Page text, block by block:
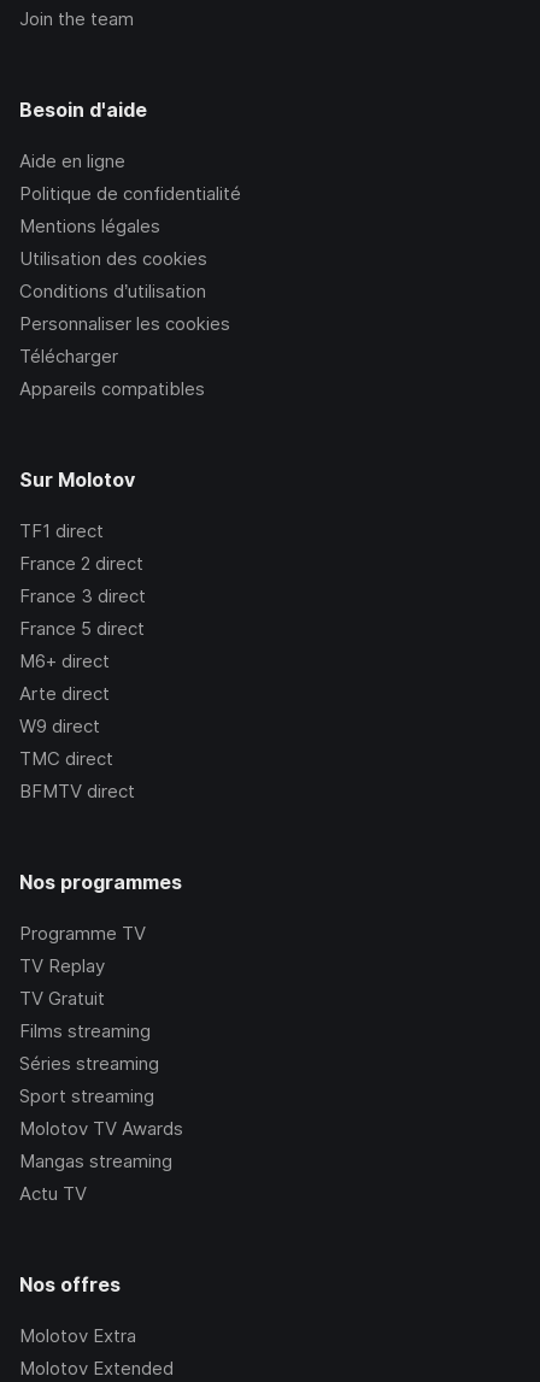
Join the team
Besoin d'aide
Aide en ligne
Politique de confidentialité
Mentions légales
Utilisation des cookies
Conditions d’utilisation
Personnaliser les cookies
Télécharger
Appareils compatibles
Sur Molotov
TF1 direct
France 2 direct
France 3 direct
France 5 direct
M6+ direct
Arte direct
W9 direct
TMC direct
BFMTV direct
Nos programmes
Programme TV
TV Replay
TV Gratuit
Films streaming
Séries streaming
Sport streaming
Molotov TV Awards
Mangas streaming
Actu TV
Nos offres
Molotov Extra
Molotov Extended